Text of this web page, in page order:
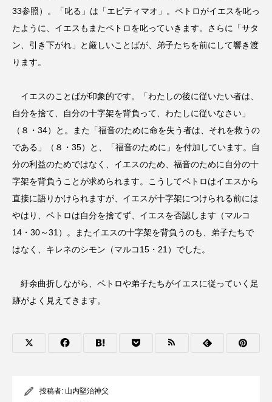
33参照）。「叱る」は「エピティマオ」。ペトロがイエスを叱っ
たように、イエスもまたペトロを叱っていきます。さらに「サタ
ン、引き下がれ」と厳しいことばが、弟子たちを前にして響き渡
ります。
イエスのことばが印象的です。「わたしの後に従いたい者は、
自分を捨て、自分の十字架を背負って、わたしに従いなさい」
（８・34）と。また「福音のために命を失う者は、それを救うの
である」（８・35）と、「福音のために」を付加しています。自
分の利益のためではなく、イエスのため、福音のために自分の十
字架を背負うことが求められます。こうしてペトロはイエスから
直接に語りかけられますが、イエスが十字架につけられる前には
やはり、ペトロは自分を捨てず、イエスを否認します（マルコ
14・30～31）。またイエスの十字架を背負うのも、弟子たちで
はなく、キレネのシモン（マルコ15・21）でした。
紆余曲折しながら、ペトロや弟子たちがイエスに従っていく足
跡がよく見えてきます。
投稿者: 山内堅治神父